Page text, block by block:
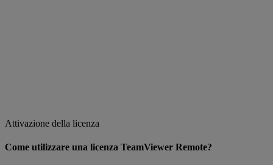
Attivazione della licenza
Come utilizzare una licenza TeamViewer Remote?